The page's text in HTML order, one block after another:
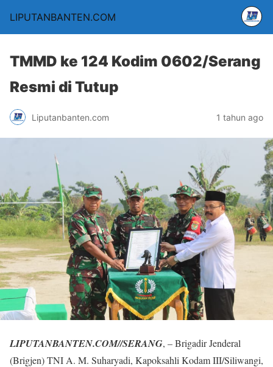
LIPUTANBANTEN.COM
TMMD ke 124 Kodim 0602/Serang
Resmi di Tutup
Liputanbanten.com 1 tahun ago
LIPUTANBANTEN.COM//SERANG, – Brigadir Jenderal
(Brigjen) TNI A. M. Suharyadi, Kapoksahli Kodam III/Siliwangi,